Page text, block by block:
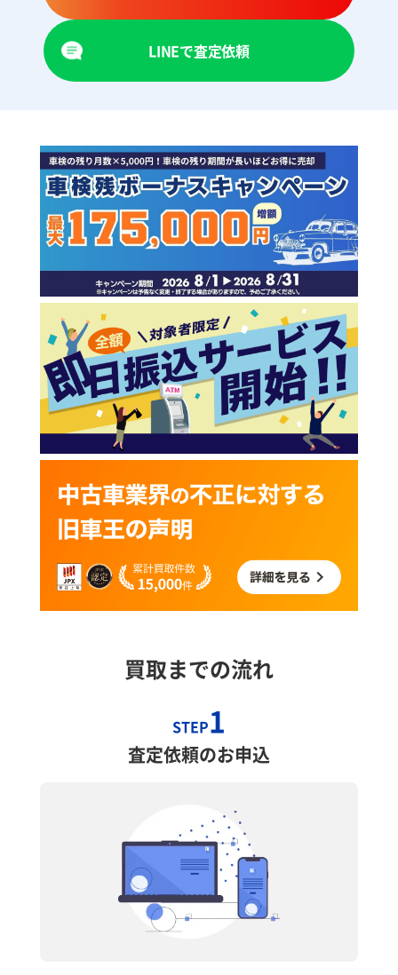
LINEで査定依頼
買取までの流れ
STEP1
査定依頼のお申込